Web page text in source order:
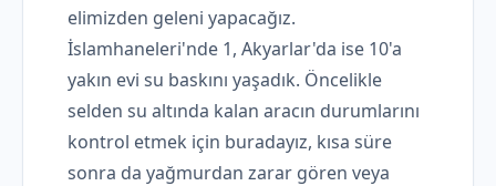
elimizden geleni yapacağız.
İslamhaneleri'nde 1, Akyarlar'da ise 10'a
yakın evi su baskını yaşadık. Öncelikle
selden su altında kalan aracın durumlarını
kontrol etmek için buradayız, kısa süre
sonra da yağmurdan zarar gören veya